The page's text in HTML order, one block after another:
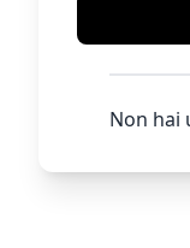
Non hai